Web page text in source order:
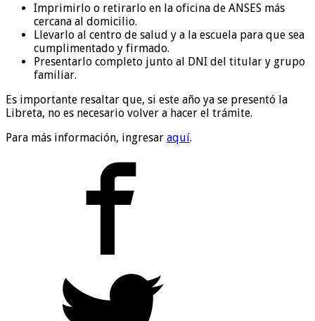
Imprimirlo o retirarlo en la oficina de ANSES más
cercana al domicilio.
Llevarlo al centro de salud y a la escuela para que sea
cumplimentado y firmado.
Presentarlo completo junto al DNI del titular y grupo
familiar.
Es importante resaltar que, si este año ya se presentó la
Libreta, no es necesario volver a hacer el trámite.
Para más información, ingresar aquí.